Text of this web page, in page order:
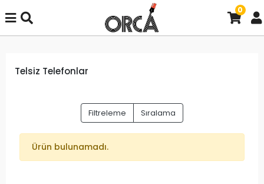
0
Telsiz Telefonlar
Filtreleme Sıralama
Ürün bulunamadı.